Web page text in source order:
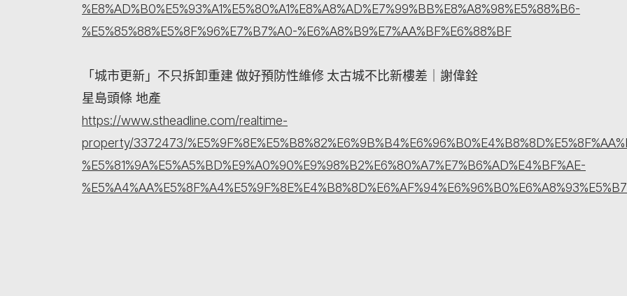
%E8%AD%B0%E5%93%A1%E5%80%A1%E8%A8%AD%E7%99%BB%E8%A8%98%E5%88%B6-
%E5%85%88%E5%8F%96%E7%B7%A0-%E6%A8%B9%E7%AA%BF%E6%88%BF
「城市更新」不只拆卸重建 做好預防性維修 太古城不比新樓差｜謝偉銓
星島頭條 地產
https://www.stheadline.com/realtime-
property/3372473/
%E5%81%9A%E5%A5%BD%E9%A0%90%E9%98%B2%E6%80%A7%E7%B6%AD%E4%BF%AE-